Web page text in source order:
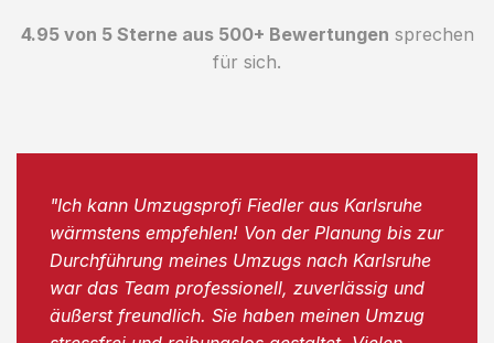
4.95 von 5 Sterne aus 500+ Bewertungen sprechen
für sich.
"Ich kann Umzugsprofi Fiedler aus Karlsruhe
wärmstens empfehlen! Von der Planung bis zur
Durchführung meines Umzugs nach Karlsruhe
war das Team professionell, zuverlässig und
äußerst freundlich. Sie haben meinen Umzug